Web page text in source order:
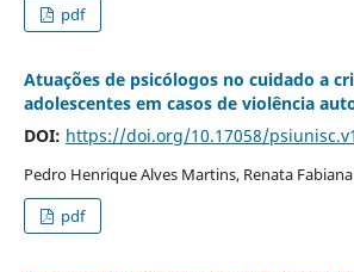
pdf
Atuações de psicólogos no cuidado a
adolescentes em casos de violência
DOI: https://doi.org/10.17058/
Pedro Henrique Alves Martins, Renata
pdf